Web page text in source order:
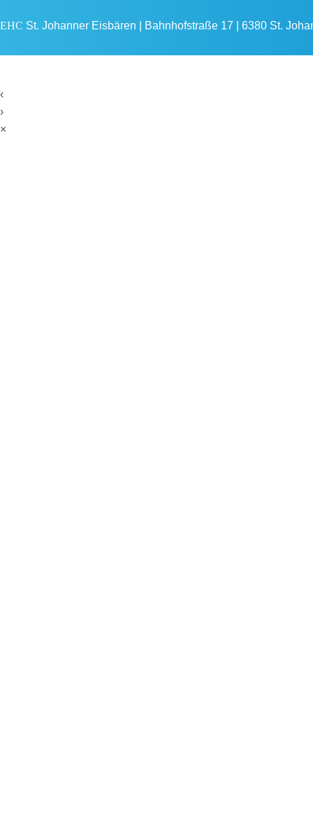
EHC St. Johanner Eisbären | Bahnhofstraße 17 | 6380 St.
‹
›
×